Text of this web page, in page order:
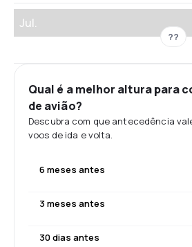
Jul.
??
Qual é a melhor altura para
de avião?
Descubra com que antecedência
voos de ida e volta.
6 meses antes
3 meses antes
30 dias antes